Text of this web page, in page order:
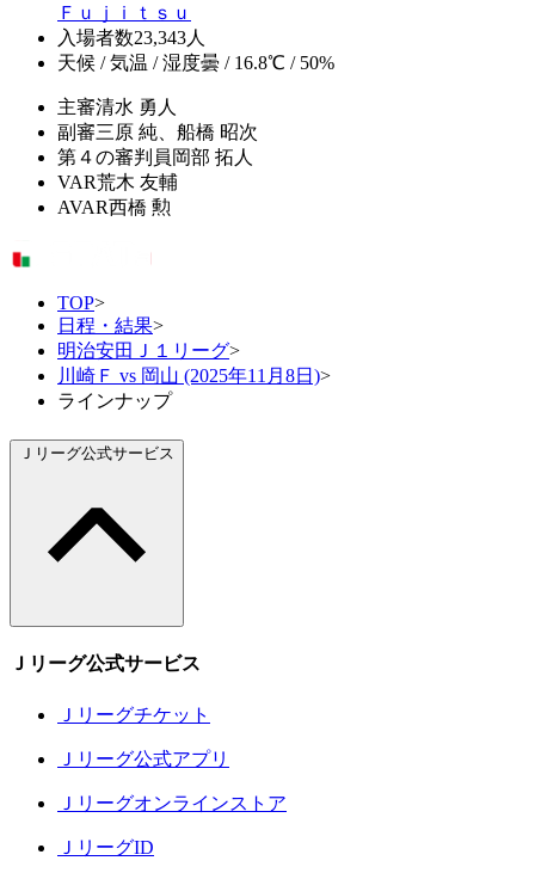
Ｆｕｊｉｔｓｕ
入場者数23,343人
天候 / 気温 / 湿度曇 / 16.8℃ / 50%
主審清水 勇人
副審三原 純、船橋 昭次
第４の審判員 岡部 拓人
VAR荒木 友輔
AVAR西橋 勲
TOP>
日程・結果>
明治安田Ｊ１リーグ>
川崎Ｆ vs 岡山 (2025年11月8日)>
ラインナップ
Ｊリーグ公式サービス
Ｊリーグ公式サービス
Ｊリーグチケット
Ｊリーグ公式アプリ
Ｊリーグオンラインストア
ＪリーグID